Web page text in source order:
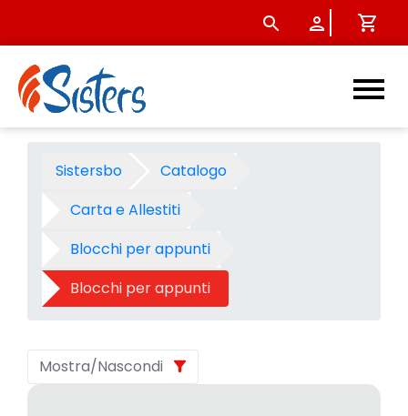
Blocchi per appunti -
Sistersbo
Catalogo
Carta e Allestiti
Blocchi per appunti
Blocchi per appunti
Mostra/Nascondi